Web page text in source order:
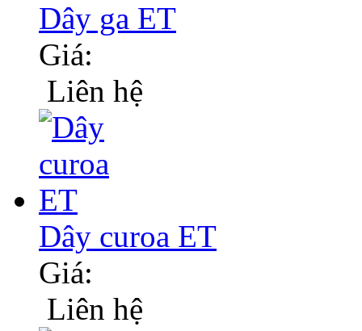
Dây ga ET
Giá:
Liên hệ
Dây curoa ET
Giá:
Liên hệ